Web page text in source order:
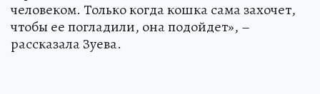
человеком. Только когда кошка сама захочет,
чтобы ее погладили, она подойдет», –
рассказала Зуева.